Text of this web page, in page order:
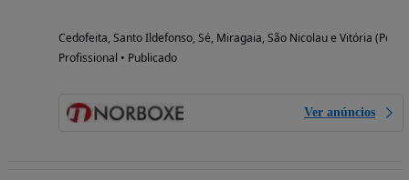
Cedofeita, Santo Ildefonso, Sé, Miragaia, São Nicolau e Vitória (Porto)
Profissional • Publicado
Ver anúncios